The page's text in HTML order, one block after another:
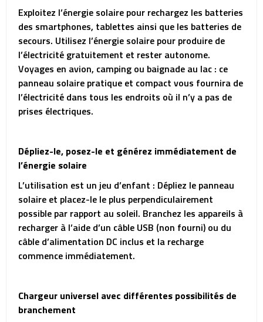
Exploitez l’énergie solaire pour rechargez les batteries
des smartphones, tablettes ainsi que les batteries de
secours. Utilisez l’énergie solaire pour produire de
l’électricité gratuitement et rester autonome.
Voyages en avion, camping ou baignade au lac : ce
panneau solaire pratique et compact vous fournira de
l’électricité dans tous les endroits où il n’y a pas de
prises électriques.
Dépliez-le, posez-le et générez immédiatement de
l’énergie solaire
L’utilisation est un jeu d’enfant : Dépliez le panneau
solaire et placez-le le plus perpendiculairement
possible par rapport au soleil. Branchez les appareils à
recharger à l’aide d’un câble USB (non fourni) ou du
câble d’alimentation DC inclus et la recharge
commence immédiatement.
Chargeur universel avec différentes possibilités de
branchement